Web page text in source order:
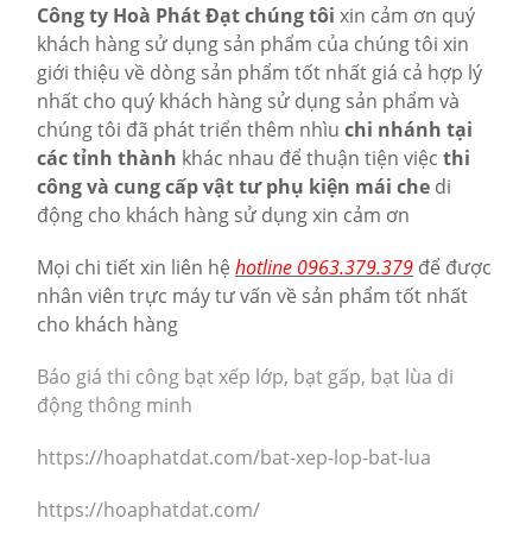
Công ty Hoà Phát Đạt chúng tôi xin cảm ơn quý
khách hàng sử dụng sản phẩm của chúng tôi xin
giới thiệu về dòng sản phẩm tốt nhất giá cả hợp lý
nhất cho quý khách hàng sử dụng sản phẩm và
chúng tôi đã phát triển thêm nhìu chi nhánh tại
các tỉnh thành khác nhau để thuận tiện việc thi
công và cung cấp vật tư phụ kiện mái che di
động cho khách hàng sử dụng xin cảm ơn
Mọi chi tiết xin liên hệ hotline 0963.379.379 để được
nhân viên trực máy tư vấn về sản phẩm tốt nhất
cho khách hàng
Báo giá thi công bạt xếp lớp, bạt gấp, bạt lùa di
động thông minh
https://hoaphatdat.com/bat-xep-lop-bat-lua
https://hoaphatdat.com/